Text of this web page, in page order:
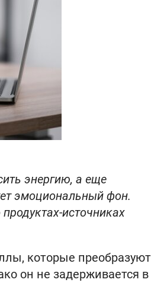
энергию, а еще
эмоциональный фон.
источниках
которые преобразуют
он не задерживается в